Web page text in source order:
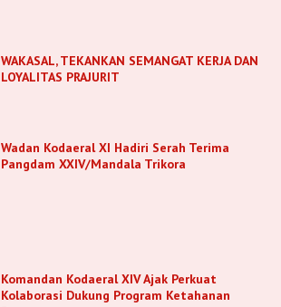
WAKASAL, TEKANKAN SEMANGAT KERJA DAN
LOYALITAS PRAJURIT
Wadan Kodaeral XI Hadiri Serah Terima
Pangdam XXIV/Mandala Trikora
Komandan Kodaeral XIV Ajak Perkuat
Kolaborasi Dukung Program Ketahanan